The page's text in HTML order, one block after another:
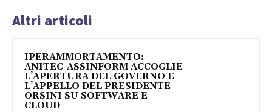
Altri articoli
IPERAMMORTAMENTO:
ANITEC-ASSINFORM ACCOGLIE
L’APERTURA DEL GOVERNO E
L’APPELLO DEL PRESIDENTE
ORSINI SU SOFTWARE E
CLOUD